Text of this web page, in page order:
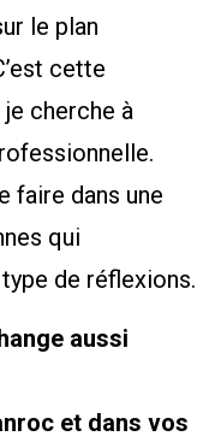
le plan
cette
cherche à
faire dans une
qui
de réflexions.
aussi
et dans vos